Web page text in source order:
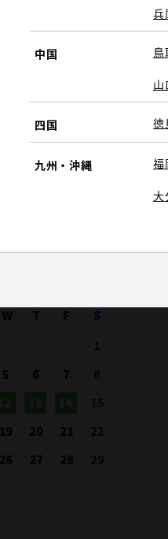
兵
中国 鳥
山
四国 徳
九州・沖縄 福
大